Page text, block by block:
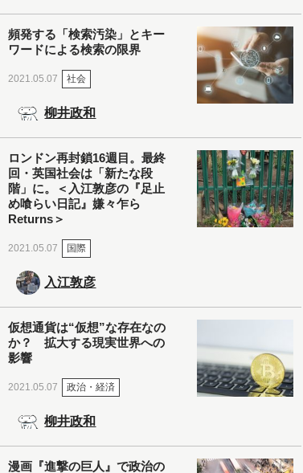
頻発する「検索汚染」とキー
ワードによる検索の限界
2021.05.07 社会
柳井政和
ロンドン再封鎖16週目。最終
回・英国社会は「新たな段
階」に。＜入江敦彦の『足止
め喰らい日記』嫌々乍ら
Returns＞
2021.05.07 国際
入江敦彦
仮想通貨は“仮想”な存在なの
か？ 拡大する現実世界への
影響
2021.05.07 政治・経済
柳井政和
漫画『進撃の巨人』で政治の